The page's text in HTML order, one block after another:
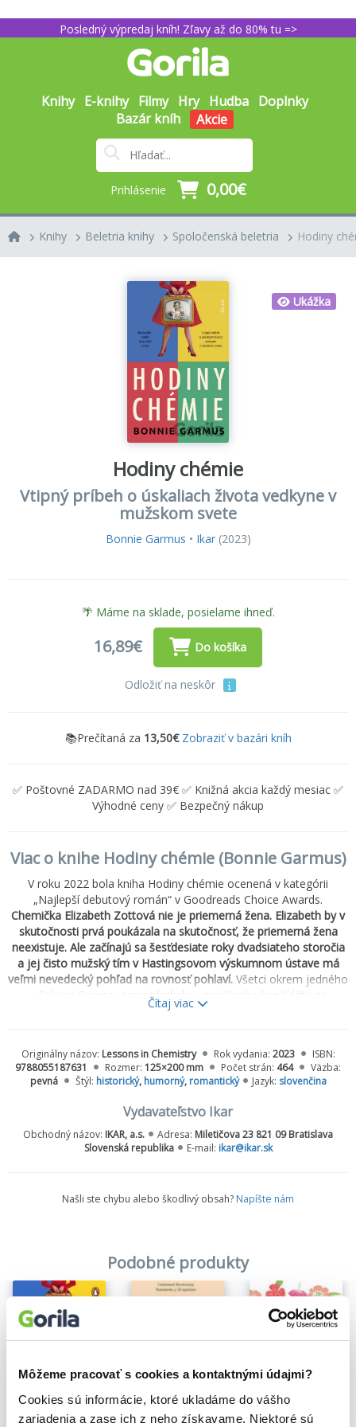
Môžeme pracovať s cookies a kontaktnými údajmi?
Cookies sú informácie, ktoré ukladáme do vášho
zariadenia a zase ich z neho získavame. Niektoré sú
Posledný výpredaj kníh! Zľavy až do 80% tu =>
Knihy E-knihy Filmy Hry Hudba Doplnky
Bazár kníh
Akcie
Prihlásenie 0,00€
Knihy Beletria knihy Spoločenská beletria Hodiny
Ukážka
Hodiny chémie
Vtipný príbeh o úskaliach života vedkyne v
mužskom svete
Bonnie Garmus • Ikar(2023)
🌴 Máme na sklade, posielame ihneď.
16,89€ Do košíka
Odložiť na neskôr
📚Prečítaná za 13,50€ Zobraziť v bazári kníh
✅ Poštovné ZADARMO nad 39€ ✅ Knižná akcia každý mesiac ✅
Výhodné ceny ✅ Bezpečný nákup
Viac o knihe Hodiny chémie (Bonnie Garmus)
V roku 2022 bola kniha Hodiny chémie ocenená v kategórii
„Najlepší debutový román“ v Goodreads Choice Awards.
Chemička Elizabeth Zottová nie je priemerná žena. Elizabeth by v
skutočnosti prvá poukázala na skutočnosť, že priemerná žena
neexistuje. Ale začínajú sa šesťdesiate roky dvadsiateho storočia
a jej čisto mužský tím v Hastingsovom výskumnom ústave má
veľmi nevedecký pohľad na rovnosť pohlaví. Všetci okrem jedného
– Calvina Evansa, samotárskeho, geniálneho kandidáta na
Nobelovu cenu, ktorý nevie odpúšťať a ktorý sa zaľúbi práve do
Lenže život je nepredvídateľný rovnako ako veda. Preto sa z
Elizabeth o pár rokov stane slobodná matka a nedobrovoľná
hviezda najobľúbenejšej relácie o varení v Amerike – Večera o
šiestej. Elizabethin nezvyčajný prístup k vareniu („lyžicu kyseliny
octovej zmiešajte so štipkou chloridu sodného“) sa ukáže ako
revolučný. Ale aj keď sledovanosť relácie rastie, nie každý je z jej
Čítaj viac
Originálny názov: Lessons in Chemistry Rok vydania: 2023
ISBN:
9788055187631
Rozmer: 125×200 mm Počet strán: 464
Väzba:
pevná
Štýl: historický, humorný, romantický Jazyk: slovenčina
Vydavateľstvo Ikar
Obchodný názov: IKAR, a.s. Adresa: Miletičova 23 821 09 Bratislava
Slovenská republika
E-mail: ikar@ikar.sk
Našli ste chybu alebo škodlivý obsah? Napíšte nám
Podobné produkty